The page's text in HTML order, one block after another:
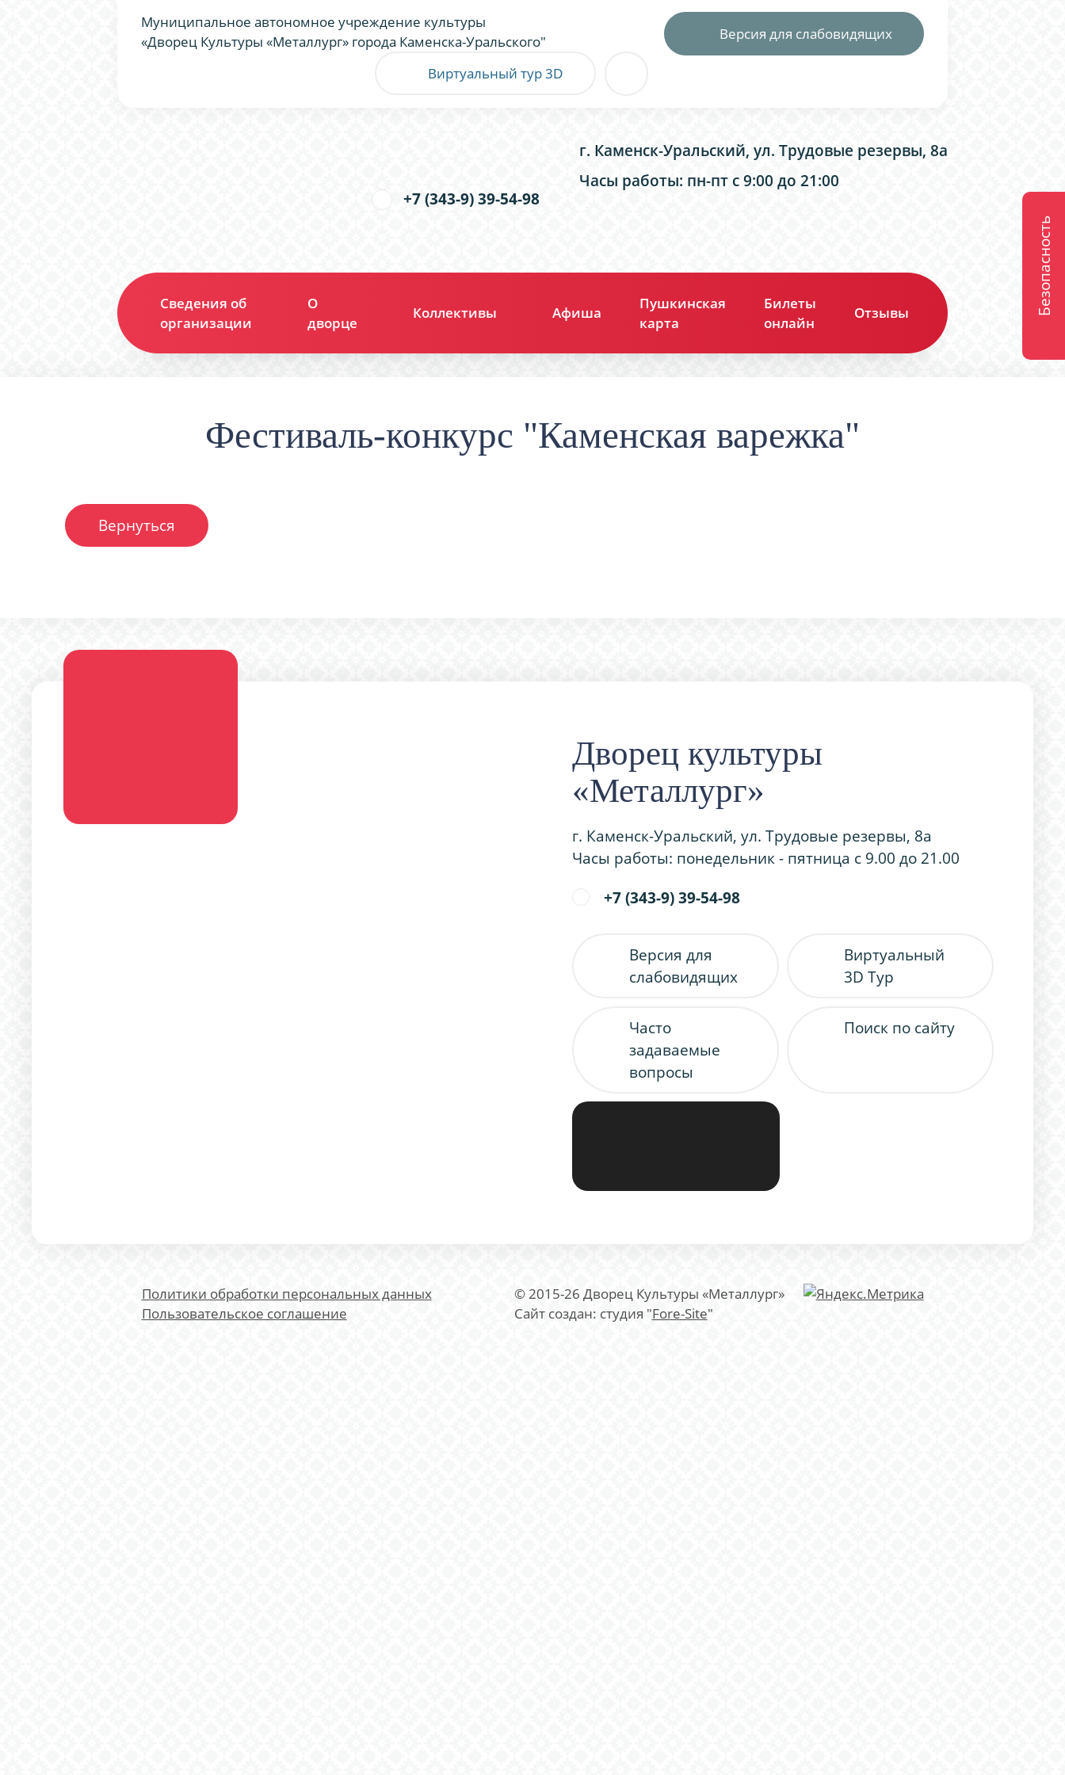
Муниципальное автономное учреждение культуры
«Дворец Культуры «Металлург» города Каменска-Уральского"
Версия для слабовидящих
Виртуальный тур 3D
г. Каменск-Уральский, ул. Трудовые резервы, 8а
Часы работы: пн-пт с 9:00 до 21:00
+7 (343-9) 39-54-98
Сведения об
организации
О
дворце
Коллективы Афиша
Пушкинская
карта
Билеты
онлайн
Отзывы Контакты
Фестиваль-конкурс "Каменская варежка"
Вернуться
Дворец культуры
«Металлург»
г. Каменск-Уральский, ул. Трудовые резервы, 8а
Часы работы: понедельник - пятница с 9.00 до 21.00
+7 (343-9) 39-54-98
Версия для
слабовидящих
Виртуальный
3D Тур
Часто
задаваемые
вопросы
Поиск по сайту
Политики обработки персональных данных
Пользовательское соглашение
© 2015-26 Дворец Культуры «Металлург»
Сайт создан: студия "Fore-Site"
Безопасность